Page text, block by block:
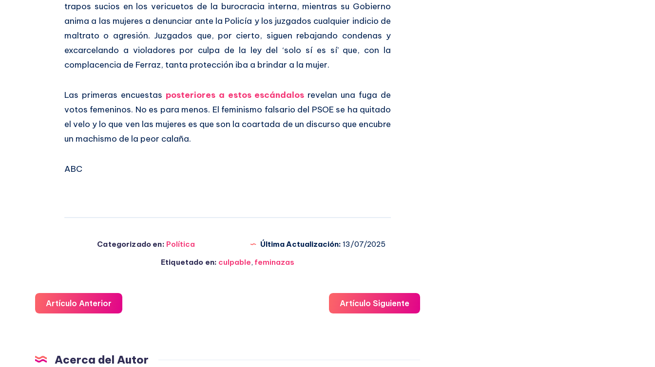
trapos sucios en los vericuetos de la burocracia interna, mientras su Gobierno
anima a las mujeres a denunciar ante la Policía y los juzgados cualquier indicio de
maltrato o agresión. Juzgados que, por cierto, siguen rebajando condenas y
excarcelando a violadores por culpa de la ley del ‘solo sí es sí’ que, con la
complacencia de Ferraz, tanta protección iba a brindar a la mujer.
Las primeras encuestas posteriores a estos escándalos revelan una fuga de
votos femeninos. No es para menos. El feminismo falsario del PSOE se ha quitado
el velo y lo que ven las mujeres es que son la coartada de un discurso que encubre
un machismo de la peor calaña.
ABC
Categorizado en: Política Última Actualización: 13/07/2025
Etiquetado en: culpable, feminazas
Artículo Anterior Artículo Siguiente
Acerca del Autor